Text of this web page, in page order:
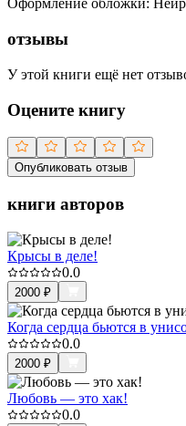
Оформление обложки:
отзывы
У этой книги ещё нет
Оцените книгу
Опубликовать отзыв
книги авторов
Крысы в деле!
0.0
2000 ₽
Когда сердца бьются в
0.0
2000 ₽
Любовь — это хак!
0.0